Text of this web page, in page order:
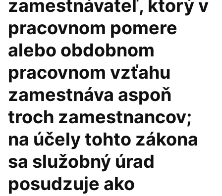
zamestnávateľ, ktorý v
pracovnom pomere
alebo obdobnom
pracovnom vzťahu
zamestnáva aspoň
troch zamestnancov;
na účely tohto zákona
sa služobný úrad
posudzuje ako